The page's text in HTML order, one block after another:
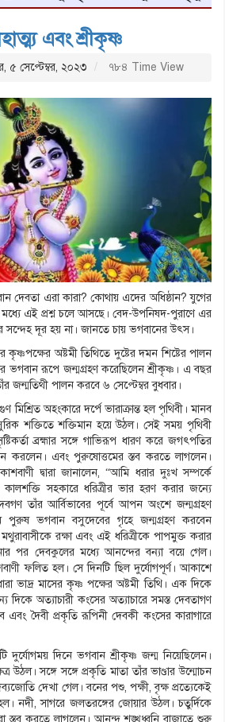
এবং শ্রীকৃষ্ণ
৫ সেপ্টেম্বর, ২০২৩ ৭৮৪ Time View
দেবতা এরা কারা? কোথায় এদের অধিষ্ঠান? যুগের
এই প্রশ্ন চলে আসছে। বেদ-উপনিষদ-পুরাণে এর
সন্দেহ দূর হয় না। জানতে চায় ভগবানের উৎস।
কৃষ্ণপক্ষের অষ্টমী তিথিতে দুষ্টের দমন শিষ্টের পালন
ভগবান রূপে জন্মগ্রহণ করেছিলেন শ্রীকৃষ্ণ। এ বছর
তাঁর জন্মতিথী পালন করবে ৬ সেপ্টেম্বর বুধবার।
অহংকারে দর্পে ভারাক্রান্ত হল পৃথিবী। মানব
শক্তিতে শক্তিমান হয়ে উঠল। সেই সময় পৃথিবী
ব্রহ্মার সঙ্গে গাভিরূপ ধারণ করে জগৎপতির
করলেন। এবং পুরুষোত্তমের স্তব করতে লাগলেন।
দ্বারা জানালেন, “আমি ধরার দুঃখ সম্পর্কে
সহকারে ধরিত্রীর ভার হরণ করার জন্যে
তাঁর আর্বিভাবের পূর্বে আপন অংশে জন্মগ্রহণ
ভগবান বসুদেবের গৃহে জন্মগ্রহণ করবেন
রক্ষা এবং এই ধরিত্রীকে পাপমুক্ত করার
পর দেবকুলের মধ্যে আনন্দের বন্যা বয়ে গেল।
ফলিত হল। সে দিনটি ছিল দুর্যোগপূর্ণ। আকাশে
ভাদ্র মাসের কৃষ্ণ পক্ষের অষ্টমী তিথি। এক দিকে
দিকে অত্যাচারী কংসের অত্যাচারে সমস্ত দেবতাগণ
এবং দৈবী প্রকৃতি রূপিনী দেবকী কংসের কারাগারে
দিনে ভগবান শ্রীকৃষ্ণ জন্ম নিয়েছিলেন।
উঠল। সঙ্গে সঙ্গে প্রকৃতি মাতা তাঁর ভাণ্ডার উন্মোচন
দেখা গেল। বনের পশু, পক্ষী, বৃক্ষ প্রত্যেকেই
নদী, সাগরে জলতরঙ্গের জোয়ার উঠল। চতুর্দিকে